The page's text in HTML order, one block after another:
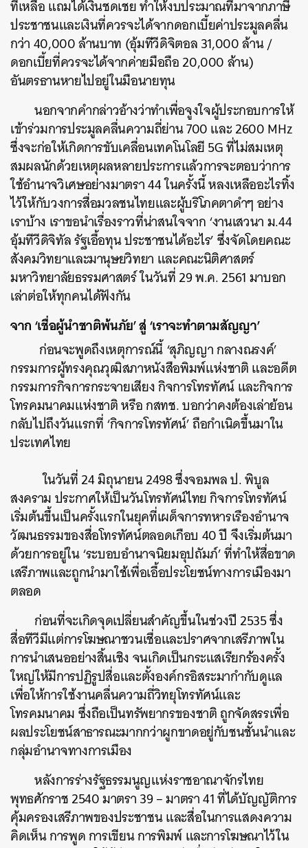
ที่เหลือ แถมได้เงินชดเชย ทำให้งบประมาณที่มาจากภาษี
ประชาชนและเงินที่ควรจะได้จากดอกเบี้ยค่าประมูลคลื่น
กว่า 40,000 ล้านบาท (อุ้มทีวีดิจิตอล 31,000 ล้าน /
ดอกเบี้ยที่ควรจะได้จากค่ายมือถือ 20,000 ล้าน)
อันตรธานหายไปอยู่ในมือนายทุน
นอกจากคำกล่าวอ้างว่าทำเพื่อจูงใจผู้ประกอบการให้
เข้าร่วมการประมูลคลื่นความถี่ย่าน 700 และ 2600 MHz
ซึ่งจะก่อให้เกิดการขับเคลื่อนเทคโนโลยี 5G ที่ไม่สมเหตุ
สมผลนักด้วยเหตุผลหลายประการแล้วการจะตอบว่าการ
ใช้อำนาจวิเศษอย่างมาตรา 44 ในครั้งนี้ หลงเหลืออะไรทิ้ง
ไว้ให้กับวงการสื่อมวลชนไทยและผู้บริโภคตาดำๆ อย่าง
เราบ้าง เราขอนำเรื่องราวที่น่าสนใจจาก ‘งานเสวนา ม.44
อุ้มทีวีดิจิทัล รัฐเอื้อทุน ประชาชนได้อะไร’ ซึ่งจัดโดยคณะ
สังคมวิทยาและมานุษยวิทยา และคณะนิติศาสตร์
มหาวิทยาลัยธรรมศาสตร์ ในวันที่ 29 พ.ค. 2561 มาบอก
เล่าต่อให้ทุกคนได้ฟังกัน
จาก ‘เชื่อผู้นำชาติพ้นภัย’ สู่ ‘เราจะทำตามสัญญา’
ก่อนจะพูดถึงเหตุการณ์นี้ ‘สุภิญญา กลางณรงค์’
กรรมการผู้ทรงคุณวุฒิสภาหนังสือพิมพ์แห่งชาติ และอดีต
กรรมการกิจการกระจายเสียง กิจการโทรทัศน์ และกิจการ
โทรคมนาคมแห่งชาติ หรือ กสทช. บอกว่าคงต้องเล่าย้อน
กลับไปถึงวันแรกที่ ‘กิจการโทรทัศน์’ ถือกำเนิดขึ้นมาใน
ประเทศไทย
ในวันที่ 24 มิถุนายน 2498 ซึ่งจอมพล ป. พิบูล
สงคราม ประกาศให้เป็นวันโทรทัศน์ไทย กิจการโทรทัศน์
เริ่มต้นขึ้นเป็นครั้งแรกในยุคที่เผด็จการทหารเรืองอำนาจ
วัฒนธรรมของสื่อโทรทัศน์ตลอดเกือบ 40 ปี จึงเริ่มต้นมา
ด้วยการอยู่ใน ‘ระบอบอำนาจนิยมอุปถัมภ์’ ที่ทำให้สื่อขาด
เสรีภาพและถูกนำมาใช้เพื่อเอื้อประโยชน์ทางการเมืองมา
ตลอด
ก่อนที่จะเกิดจุดเปลี่ยนสำคัญขึ้นในช่วงปี 2535 ซึ่ง
สื่อทีวีมีแต่การโฆษณาชวนเชื่อและปราศจากเสรีภาพใน
การนำเสนออย่างสิ้นเชิง จนเกิดเป็นกระแสเรียกร้องครั้ง
ใหญ่ให้มีการปฏิรูปสื่อและตั้งองค์กรอิสระมากำกับดูแล
เพื่อให้การใช้งานคลื่นความถี่วิทยุโทรทัศน์และ
โทรคมนาคม ซึ่งถือเป็นทรัพยากรของชาติ ถูกจัดสรรเพื่อ
ผลประโยชน์สาธารณะมากกว่าผูกขาดอยู่กับชนชั้นนำและ
กลุ่มอำนาจทางการเมือง
หลังการร่างรัฐธรรมนูญแห่งราชอาณาจักรไทย
พุทธศักราช 2540 มาตรา 39 – มาตรา 41 ที่ได้บัญญัติการ
คุ้มครองเสรีภาพของประชาชน และสื่อในการแสดงความ
คิดเห็น การพูด การเขียน การพิมพ์ และการโฆษณาไว้ใน